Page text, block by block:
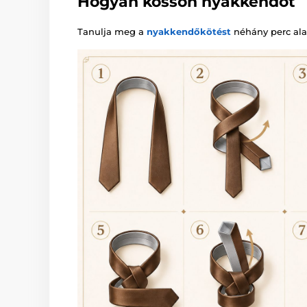
Tanulja meg a nyakkendőkötést néhány perc